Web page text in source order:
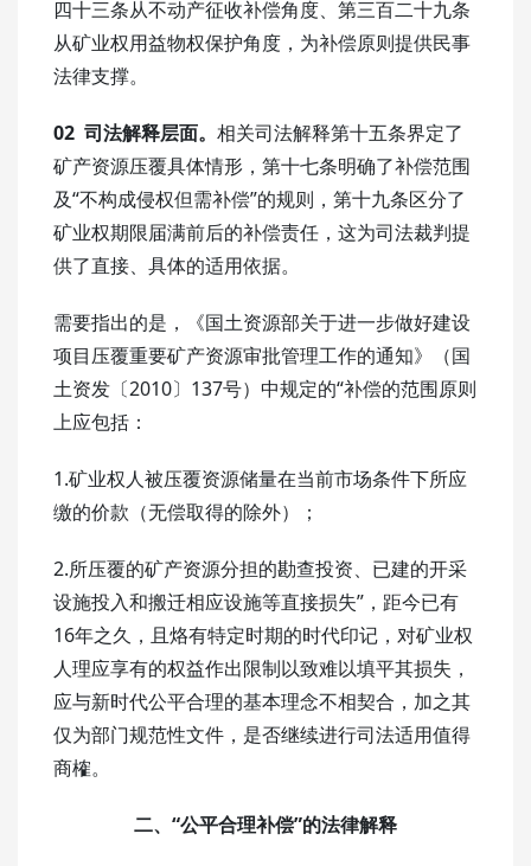
四十三条从不动产征收补偿角度、第三百二十九条
从矿业权用益物权保护角度，为补偿原则提供民事
法律支撑。
02 司法解释层面。 相关司法解释第十五条界定了
矿产资源压覆具体情形，第十七条明确了补偿范围
及“不构成侵权但需补偿”的规则，第十九条区分了
矿业权期限届满前后的补偿责任，这为司法裁判提
供了直接、具体的适用依据。
需要指出的是，《国土资源部关于进一步做好建设
项目压覆重要矿产资源审批管理工作的通知》（国
土资发〔2010〕137号）中规定的“补偿的范围原则
上应包括：
1.矿业权人被压覆资源储量在当前市场条件下所应
缴的价款（无偿取得的除外）；
2.所压覆的矿产资源分担的勘查投资、已建的开采
设施投入和搬迁相应设施等直接损失”，距今已有
16年之久，且烙有特定时期的时代印记，对矿业权
人理应享有的权益作出限制以致难以填平其损失，
应与新时代公平合理的基本理念不相契合，加之其
仅为部门规范性文件，是否继续进行司法适用值得
商榷。
二、“公平合理补偿”的法律解释